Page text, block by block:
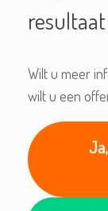
resultaat
Wilt u meer
wilt u een